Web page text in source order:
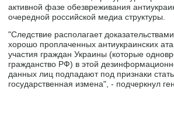
активной фазе обезвреживания
очередной российской медиа структуры.
"Следствие располагает
хорошо проплаченных антиукраинских
участия граждан Украины (которые
гражданство РФ) в этой
данных лиц подпадают под признаки
государственная измена", - подчеркнул